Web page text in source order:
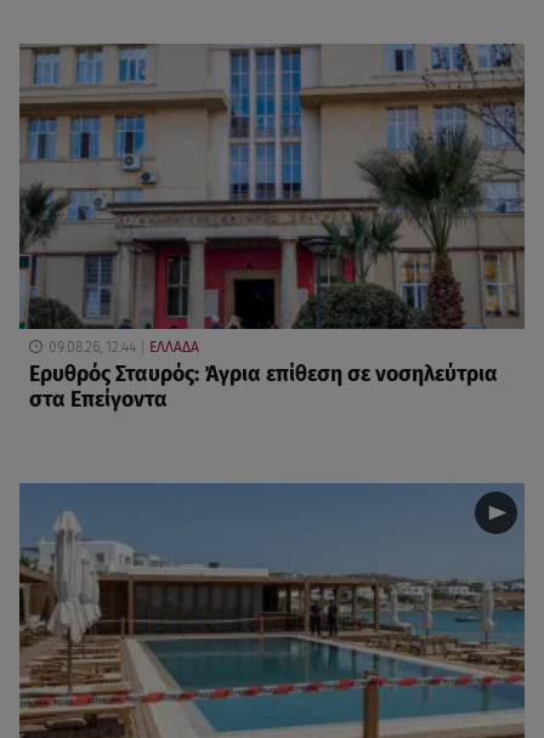
09.08.26, 12:44 ΕΛΛΑΔΑ
Ερυθρός Σταυρός: Άγρια επίθεση σε νοσηλεύτρια
στα Επείγοντα